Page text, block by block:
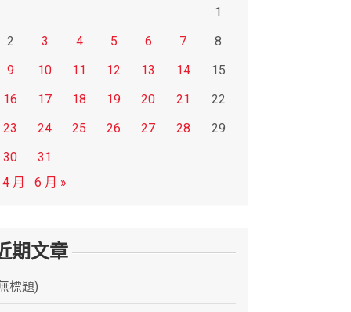
1
2
3 4 5 6 7
8
9
10 11 12 13 14
15
16
17 18 19 20 21
22
23
24 25 26 27 28
29
30
31
月
6 月 »
期文章
標題)